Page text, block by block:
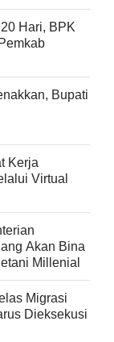
Hari, BPK
Bupati
Kerja
Virtual
Akan Bina
Millenial
Migrasi
Dieksekusi